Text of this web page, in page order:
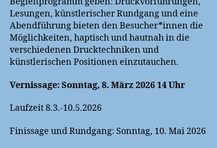
Lesungen, künstlerischer Rundgang und eine
Abendführung bieten den Besucher*innen die
Möglichkeiten, haptisch und hautnah in die
verschiedenen Drucktechniken und
künstlerischen Positionen einzutauchen.
Vernissage: Sonntag, 8. März 2026 14 Uhr
Laufzeit 8.3.-10.5.2026
Finissage und Rundgang: Sonntag, 10. Mai 2026